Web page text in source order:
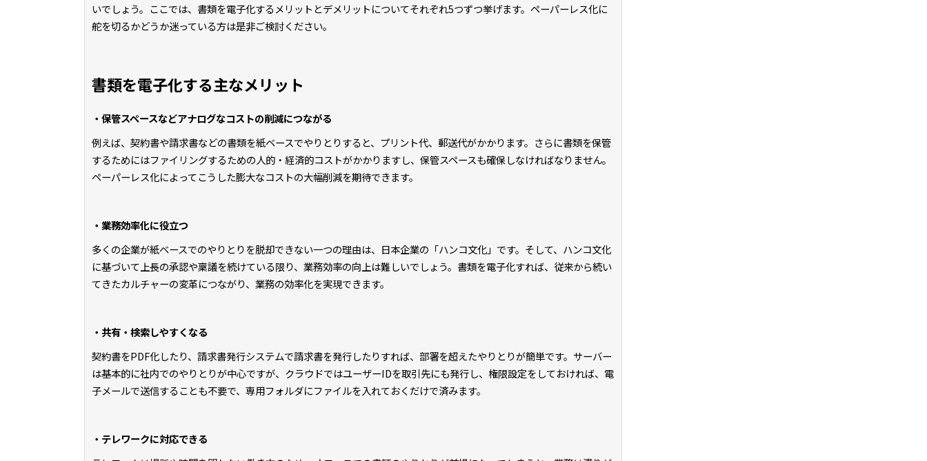
いでしょう。ここでは、書類を電子化するメリットとデメリットについてそれぞれ5つずつ挙げます。ペーパーレス化に
舵を切るかどうか迷っている方は是非ご検討ください。
書類を電子化する主なメリット
・保管スペースなどアナログなコストの削減につながる
例えば、契約書や請求書などの書類を紙ベースでやりとりすると、プリント代、郵送代がかかります。さらに書類を保管
するためにはファイリングするための人的・経済的コストがかかりますし、保管スペースも確保しなければなりません。
ペーパーレス化によってこうした膨大なコストの大幅削減を期待できます。
・業務効率化に役立つ
多くの企業が紙ベースでのやりとりを脱却できない一つの理由は、日本企業の「ハンコ文化」です。そして、ハンコ文化
に基づいて上長の承認や稟議を続けている限り、業務効率の向上は難しいでしょう。書類を電子化すれば、従来から続い
てきたカルチャーの変革につながり、業務の効率化を実現できます。
・共有・検索しやすくなる
契約書をPDF化したり、請求書発行システムで請求書を発行したりすれば、部署を超えたやりとりが簡単です。サーバー
は基本的に社内でのやりとりが中心ですが、クラウドではユーザーIDを取引先にも発行し、権限設定をしておければ、電
子メールで送信することも不要で、専用フォルダにファイルを入れておくだけで済みます。
・テレワークに対応できる